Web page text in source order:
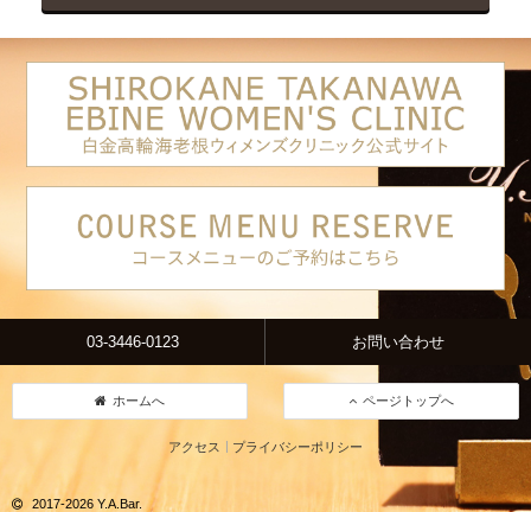
03-3446-0123 お問い合わせ
ホームへ ページトップへ
アクセス プライバシーポリシー
2017-2026 Y.A.Bar.